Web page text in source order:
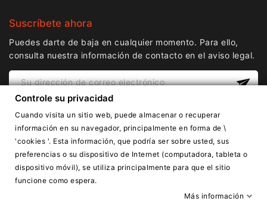
Suscríbete ahora
Puedes darte de baja en cualquier momento. Para ello,
consulta nuestra información de contacto en el aviso legal.
Copyright © Lnail.de 2016-2026. Todos los derechos
Controle su privacidad
Cuando visita un sitio web, puede almacenar o recuperar
información en su navegador, principalmente en forma de \
'cookies '. Esta información, que podría ser sobre usted, sus
preferencias o su dispositivo de Internet (computadora, tableta o
dispositivo móvil), se utiliza principalmente para que el sitio
funcione como espera.
Más información